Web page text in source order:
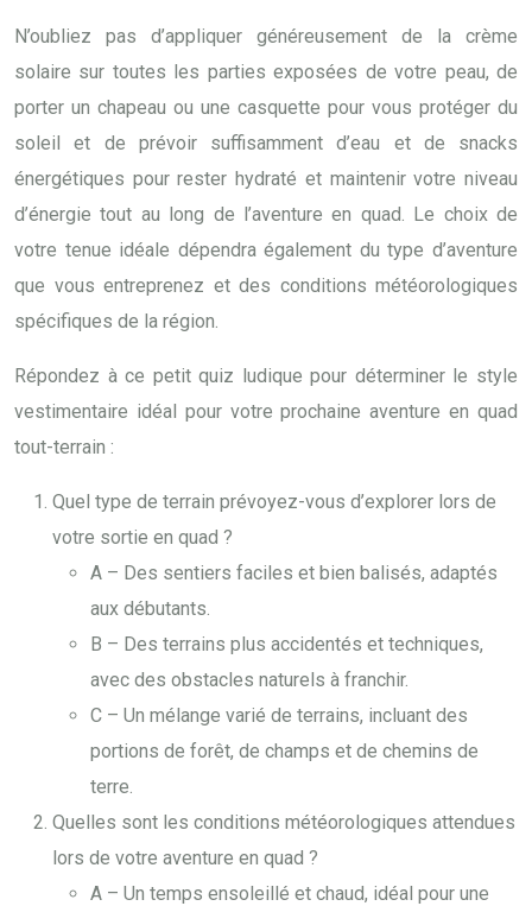
N’oubliez pas d’appliquer généreusement de la crème
solaire sur toutes les parties exposées de votre peau, de
porter un chapeau ou une casquette pour vous protéger du
soleil et de prévoir suffisamment d’eau et de snacks
énergétiques pour rester hydraté et maintenir votre niveau
d’énergie tout au long de l’aventure en quad. Le choix de
votre tenue idéale dépendra également du type d’aventure
que vous entreprenez et des conditions météorologiques
spécifiques de la région.
Répondez à ce petit quiz ludique pour déterminer le style
vestimentaire idéal pour votre prochaine aventure en quad
tout-terrain :
Quel type de terrain prévoyez-vous d’explorer lors de
votre sortie en quad ?
A – Des sentiers faciles et bien balisés, adaptés
aux débutants.
B – Des terrains plus accidentés et techniques,
avec des obstacles naturels à franchir.
C – Un mélange varié de terrains, incluant des
portions de forêt, de champs et de chemins de
terre.
Quelles sont les conditions météorologiques attendues
lors de votre aventure en quad ?
A – Un temps ensoleillé et chaud, idéal pour une